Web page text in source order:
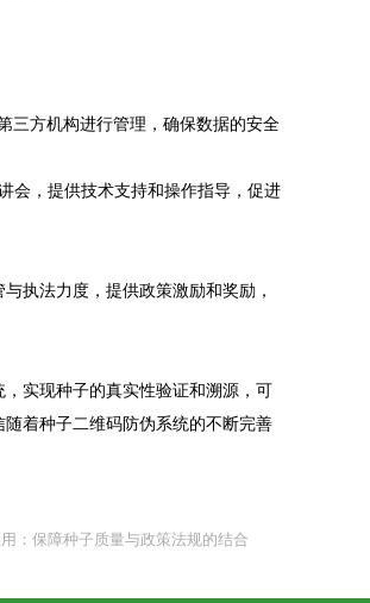
三方机构进行管理，确保数据的安全
会，提供技术支持和操作指导，促进
执法力度，提供政策激励和奖励，
实现种子的真实性验证和溯源，可
着种子二维码防伪系统的不断完善
：保障种子质量与政策法规的结合